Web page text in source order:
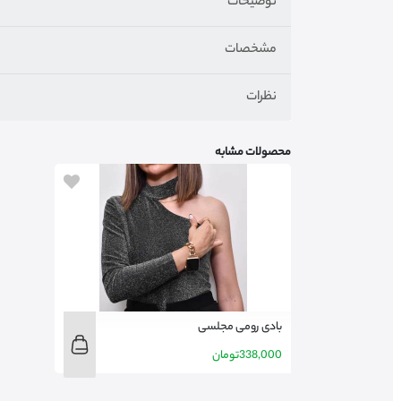
مشخصات
نظرات
محصولات مشابه
بادی رومی مجلسی
338,000تومان